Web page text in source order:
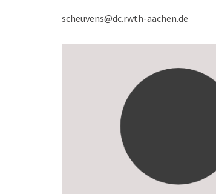
scheuvens@dc.rwth-aachen.de